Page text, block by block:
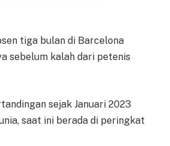
tiga bulan di Barcelona
sebelum kalah dari petenis
sejak Januari 2023
saat ini berada di peringkat